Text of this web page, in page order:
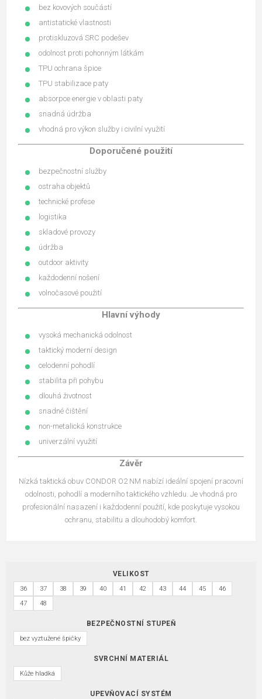
bez kovových součástí
antistatické vlastnosti
protiskluzová SRC podešev
odolnost proti pohonným látkám
TPU ochrana špice
TPU stabilizace paty
absorpce energie v oblasti paty
snadná údržba
vhodná pro výkon služby i civilní využití
Doporučené použití
bezpečnostní služby
ostraha objektů
technické profese
logistika
skladové provozy
údržba
outdoor aktivity
každodenní nošení
volnočasové použití
Hlavní výhody
vysoká mechanická odolnost
taktický moderní design
celodenní pohodlí
stabilita při pohybu
dlouhá životnost
snadné čištění
non-metalická konstrukce
univerzální využití
Závěr
Nízká taktická obuv CONDOR O2 NM nabízí ideální spojení pracovní
odolnosti, pohodlí a moderního taktického vzhledu. Je vhodná pro
profesionální nasazení i každodenní použití, kde poskytuje vysokou
ochranu, stabilitu a dlouhodobý komfort.
VELIKOST
36 37 38 39 40 41 42 43 44 45
46
47
48
BEZPEČNOSTNÍ STUPEŇ
bez vyztužené špičky
SVRCHNÍ MATERIÁL
Kůže hladká
UPEVŇOVACÍ SYSTÉM